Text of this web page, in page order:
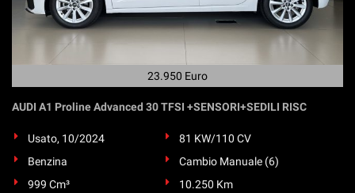
23.950 Euro
AUDI A1 Proline Advanced 30 TFSI +SENSORI+SEDILI RISC
Usato, 10/2024
81 KW/110 CV
Benzina
Cambio Manuale (6)
999 Cm³
10.250 Km